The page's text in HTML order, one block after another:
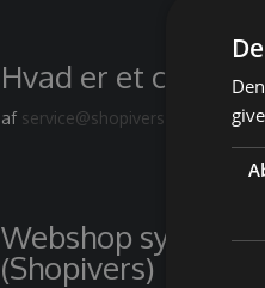
Hvad er et cms
af service@shopivers.com jun
Webshop
(Shopivers)